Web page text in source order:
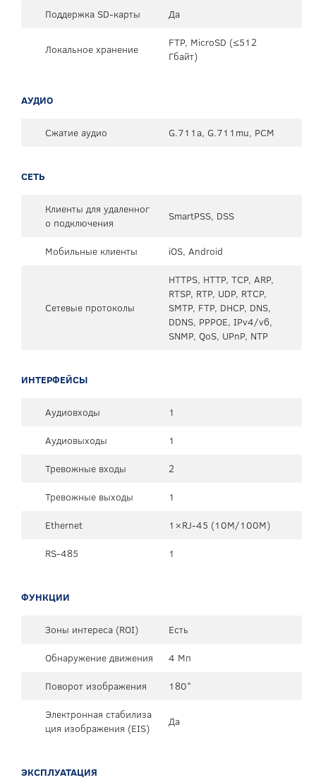
Поддержка SD-карты Да
Локальное хранение
FTP, MicroSD (≤512
Гбайт)
АУДИО
Сжатие аудио G.711a, G.711mu, PCM
СЕТЬ
Клиенты для удаленног
о подключения
SmartPSS, DSS
Мобильные клиенты iOS, Android
Сетевые протоколы
HTTPS, HTTP, TCP, ARP,
RTSP, RTP, UDP, RTCP,
SMTP, FTP, DHCP, DNS,
DDNS, PPPOE, IPv4/v6,
SNMP, QoS, UPnP, NTP
ИНТЕРФЕЙСЫ
Аудиовходы
1
Аудиовыходы
1
Тревожные входы
2
Тревожные выходы
1
Ethernet
1×RJ-45 (10М/100М)
RS-485
1
ФУНКЦИИ
Зоны интереса (ROI)
Есть
Обнаружение движения
4 Мп
Поворот изображения
180°
Электронная стабилиза
ция изображения (EIS)
Да
ЭКСПЛУАТАЦИЯ